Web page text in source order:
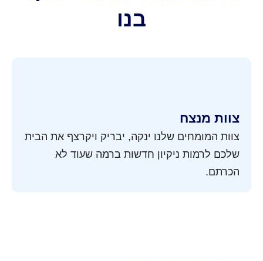
בנו
צוות מנצח
צוות המומחים שלנו ינקה, יבריק ויקרצף את הבית
שלכם לרמות ניקיון חדשות ברמה שעוד לא
הכרתם.